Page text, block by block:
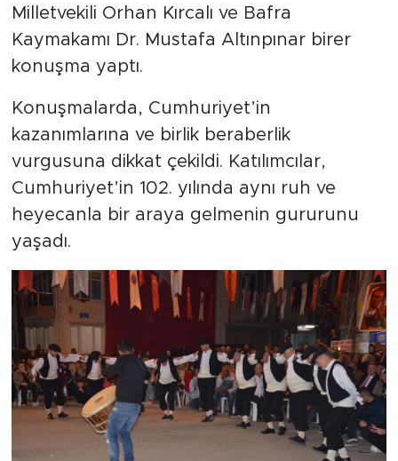
Milletvekili Orhan Kırcalı ve Bafra
Kaymakamı Dr. Mustafa Altınpınar birer
konuşma yaptı.
Konuşmalarda, Cumhuriyet’in
kazanımlarına ve birlik beraberlik
vurgusuna dikkat çekildi. Katılımcılar,
Cumhuriyet’in 102. yılında aynı ruh ve
heyecanla bir araya gelmenin gururunu
yaşadı.